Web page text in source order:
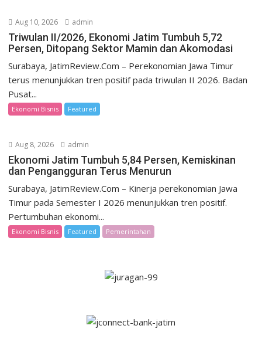
Aug 10, 2026 admin
Triwulan II/2026, Ekonomi Jatim Tumbuh 5,72
Persen, Ditopang Sektor Mamin dan Akomodasi
Surabaya, JatimReview.Com – Perekonomian Jawa Timur
terus menunjukkan tren positif pada triwulan II 2026. Badan
Pusat...
Ekonomi Bisnis Featured
Aug 8, 2026 admin
Ekonomi Jatim Tumbuh 5,84 Persen, Kemiskinan
dan Pengangguran Terus Menurun
Surabaya, JatimReview.Com – Kinerja perekonomian Jawa
Timur pada Semester I 2026 menunjukkan tren positif.
Pertumbuhan ekonomi...
Ekonomi Bisnis Featured Pemerintahan